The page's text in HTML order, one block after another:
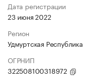
Дата регистрации
23 июня 2022
Регион
Удмуртская Республика
ОГРНИП
322508100318972